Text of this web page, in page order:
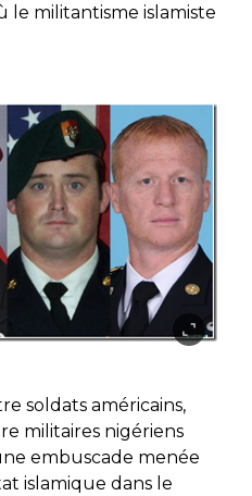
le militantisme islamiste
soldats américains,
militaires nigériens
embuscade menée
islamique dans le